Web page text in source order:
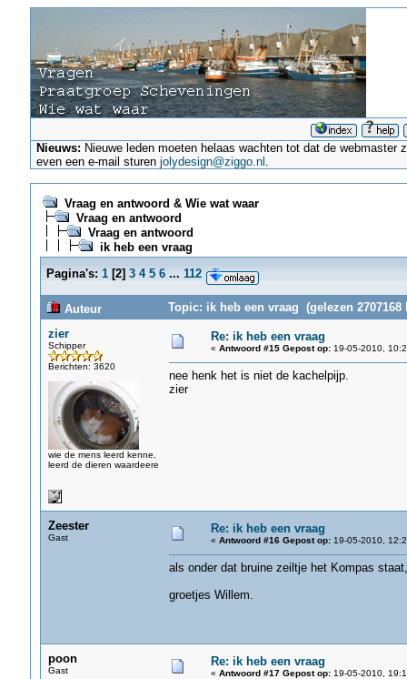
Nieuws: Nieuwe leden moeten helaas wachten tot dat de
even een e-mail sturenjolydesign@ziggo.nl .
Vraag en antwoord & Wie wat waar
Vraag en antwoord
Vraag en antwoord
ik heb een vraag
Pagina's: 1[2] 3 4 5 6 ... 112
Auteur
Topic: ik heb een vraag (gelezen 2707168
zier
Schipper
Berichten: 3620
wie de mens leerd kenne,
leerd de dieren waardeere
Re: ik heb een vraag
« Antwoord #15 Gepost op:19-05-2010,
nee henk het is niet de kachelpijp.
zier
Zeester
Gast
Re: ik heb een vraag
« Antwoord #16 Gepost op:19-05-2010,
als onder dat bruine zeiltje het Kompas
groetjes Willem.
poon
Gast
Re: ik heb een vraag
« Antwoord #17 Gepost op:19-05-2010,